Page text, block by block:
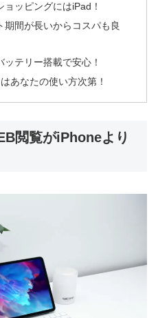
ッピングにはiPad！
期間が長いからコスパも良
テリー搭載で安心！
あなたの使い方次第！
閲覧がiPhoneより